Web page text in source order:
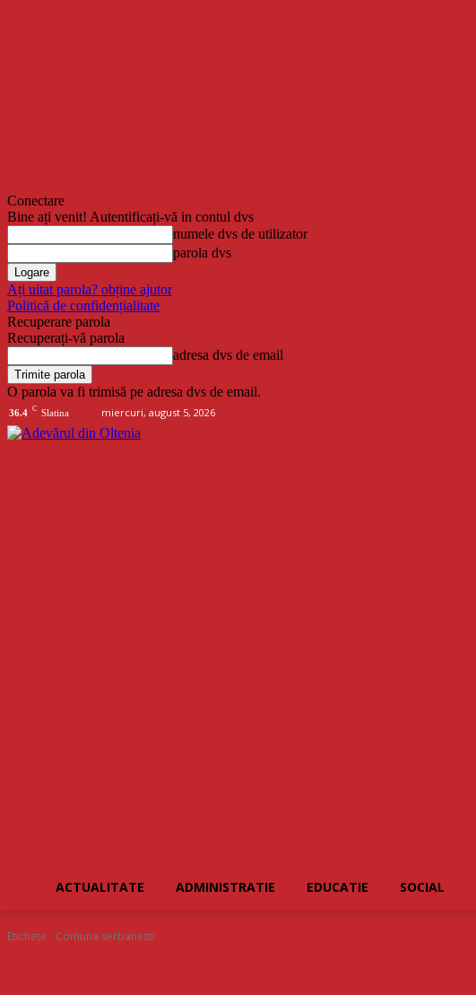
Conectare
Bine ați venit! Autentificați-vă in contul dvs
numele dvs de utilizator
parola dvs
Ați uitat parola? obține ajutor
Politică de confidențialitate
Recuperare parola
Recuperați-vă parola
adresa dvs de email
O parola va fi trimisă pe adresa dvs de email.
36.4 C Slatina miercuri, august 5, 2026
ACTUALITATE ADMINISTRATIE EDUCATIE SOCIAL
Etichete Comuna serbanesti